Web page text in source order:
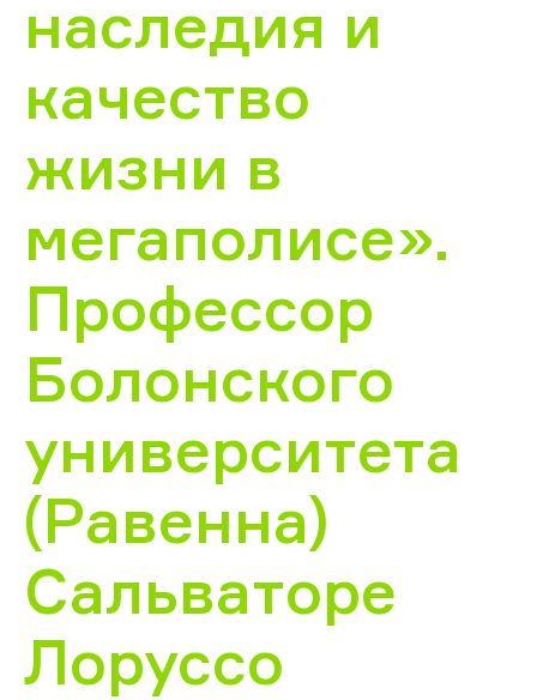
наследия и
качество
жизни в
мегаполисе».
Профессор
Болонского
университета
(Равенна)
Сальваторе
Лоруссо